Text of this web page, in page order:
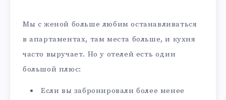
Мы с женой больше любим останавливаться
в апартаментах, там места больше, и кухня
часто выручает. Но у отелей есть один
большой плюс:
Если вы забронировали более менее